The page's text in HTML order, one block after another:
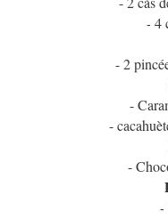
- 4
- 2
-
-
-
-